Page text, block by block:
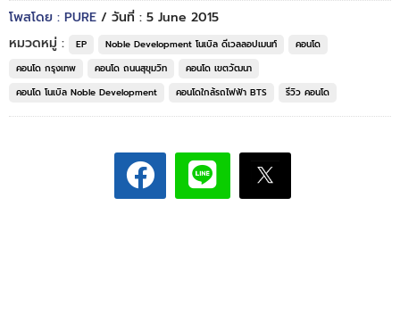
โพสโดย : PURE / วันที่ : 5 June 2015
หมวดหมู่ :
EP Noble Development โนเบิล ดีเวลลอปเมนท์
คอนโด
คอนโด กรุงเทพ
คอนโด ถนนสุขุมวิท
คอนโด เขตวัฒนา
คอนโด โนเบิล Noble Development
คอนโดใกล้รถไฟฟ้า BTS รีวิว คอนโด